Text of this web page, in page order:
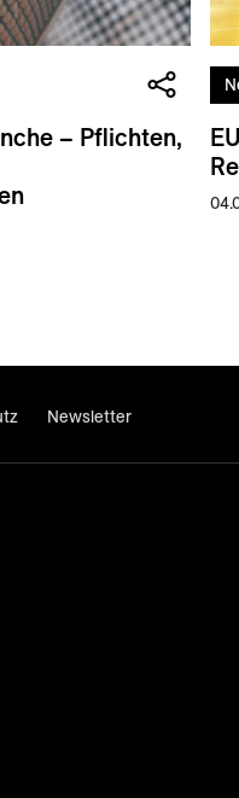
– Pflichten,
Newsletter